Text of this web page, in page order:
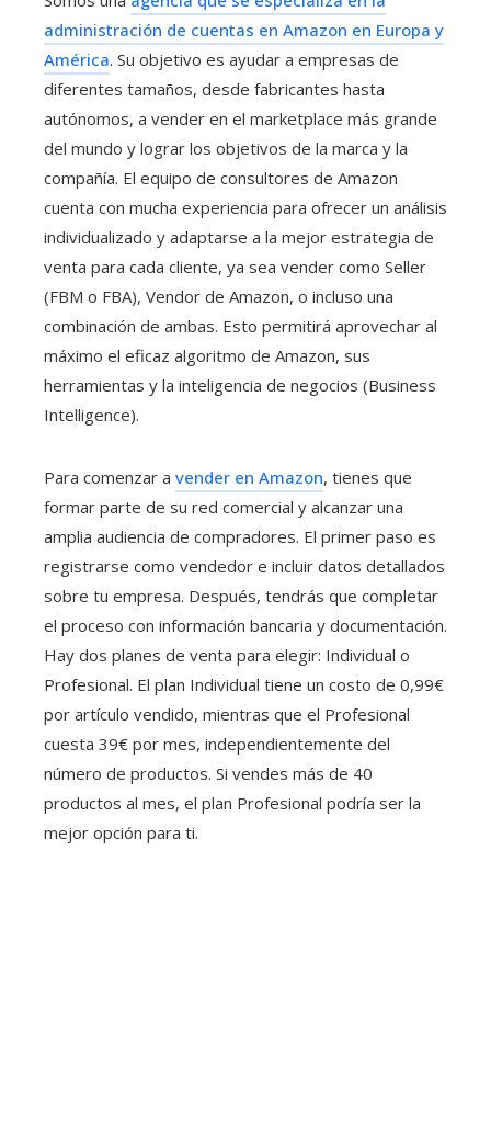
administración de cuentas en Amazon en Europa y
América. Su objetivo es ayudar a empresas de
diferentes tamaños, desde fabricantes hasta
autónomos, a vender en el marketplace más grande
del mundo y lograr los objetivos de la marca y la
compañía. El equipo de consultores de Amazon
cuenta con mucha experiencia para ofrecer un análisis
individualizado y adaptarse a la mejor estrategia de
venta para cada cliente, ya sea vender como Seller
(FBM o FBA), Vendor de Amazon, o incluso una
combinación de ambas. Esto permitirá aprovechar al
máximo el eficaz algoritmo de Amazon, sus
herramientas y la inteligencia de negocios (Business
Intelligence).
Para comenzar a vender en Amazon, tienes que
formar parte de su red comercial y alcanzar una
amplia audiencia de compradores. El primer paso es
registrarse como vendedor e incluir datos detallados
sobre tu empresa. Después, tendrás que completar
el proceso con información bancaria y documentación.
Hay dos planes de venta para elegir: Individual o
Profesional. El plan Individual tiene un costo de 0,99€
por artículo vendido, mientras que el Profesional
cuesta 39€ por mes, independientemente del
número de productos. Si vendes más de 40
productos al mes, el plan Profesional podría ser la
mejor opción para ti.